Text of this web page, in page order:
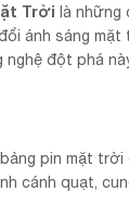
Trời là
ánh sáng
đột phá
pin mặt
cánh quạt,